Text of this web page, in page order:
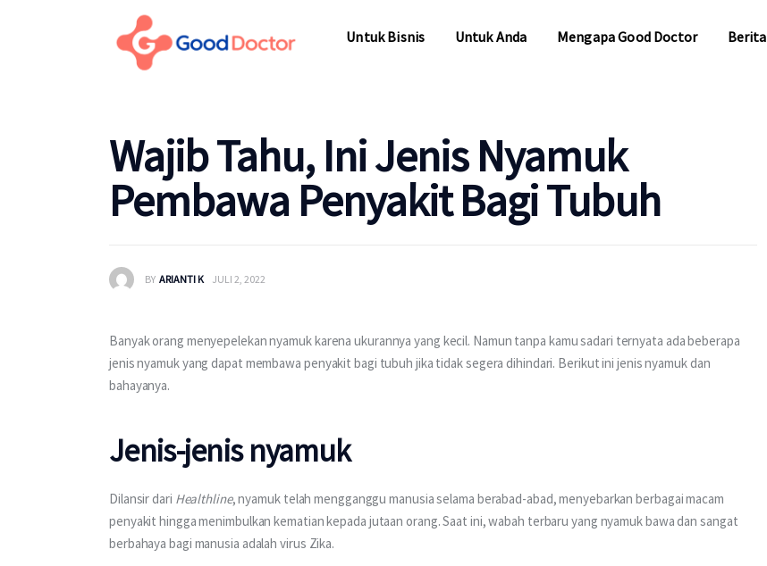
Untuk Bisnis Untuk Anda Mengapa Good Doctor Berita
Wajib Tahu, Ini Jenis Nyamuk
Pembawa Penyakit Bagi Tubuh
BY ARIANTI K JULI 2, 2022
Banyak orang menyepelekan nyamuk karena ukurannya yang kecil. Namun tanpa kamu sadari ternyata ada beberapa
jenis nyamuk yang dapat membawa penyakit bagi tubuh jika tidak segera dihindari. Berikut ini jenis nyamuk dan
bahayanya.
Jenis-jenis nyamuk
Dilansir dari Healthline, nyamuk telah mengganggu manusia selama berabad-abad, menyebarkan berbagai macam
penyakit hingga menimbulkan kematian kepada jutaan orang. Saat ini, wabah terbaru yang nyamuk bawa dan sangat
berbahaya bagi manusia adalah virus Zika.